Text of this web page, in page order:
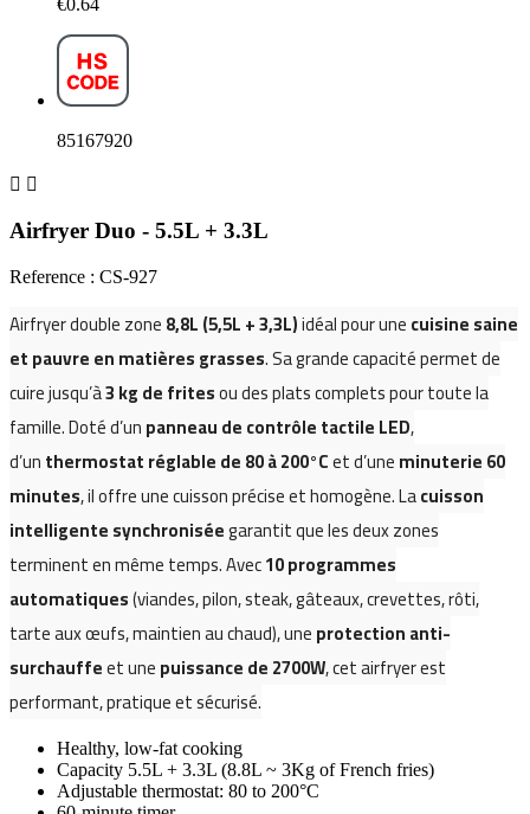
€0.64
85167920
 
Airfryer Duo - 5.5L + 3.3L
Reference : CS-927
Airfryer double zone8,8L(5,5L + 3,3L)idéal pour unecuisine saine
et pauvre en matières grasses. Sa grande capacité permet de
cuire jusqu’à3 kg de fritesou des plats complets pour toute la
famille. Doté d’unpanneau de contrôle tactile LED,
d’unthermostat réglable de 80 à 200°Cet d’uneminuterie 60
minutes, il offre une cuisson précise et homogène. Lacuisson
intelligente synchroniséegarantit que les deux zones
terminent en même temps. Avec10 programmes
automatiques(viandes, pilon, steak, gâteaux, crevettes, rôti,
tarte aux œufs, maintien au chaud), uneprotection anti-
surchauffeet unepuissance de 2700W, cet airfryer est
performant, pratique et sécurisé.
Healthy, low-fat cooking
Capacity 5.5L + 3.3L (8.8L ~ 3Kg of French fries)
Adjustable thermostat: 80 to 200°C